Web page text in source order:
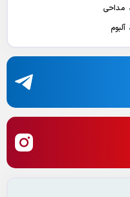
مداحی
آلبوم